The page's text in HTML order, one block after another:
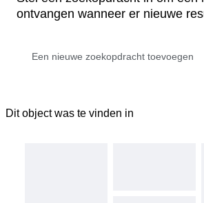
ontvangen wanneer er nieuwe
Dit object was te vinden in